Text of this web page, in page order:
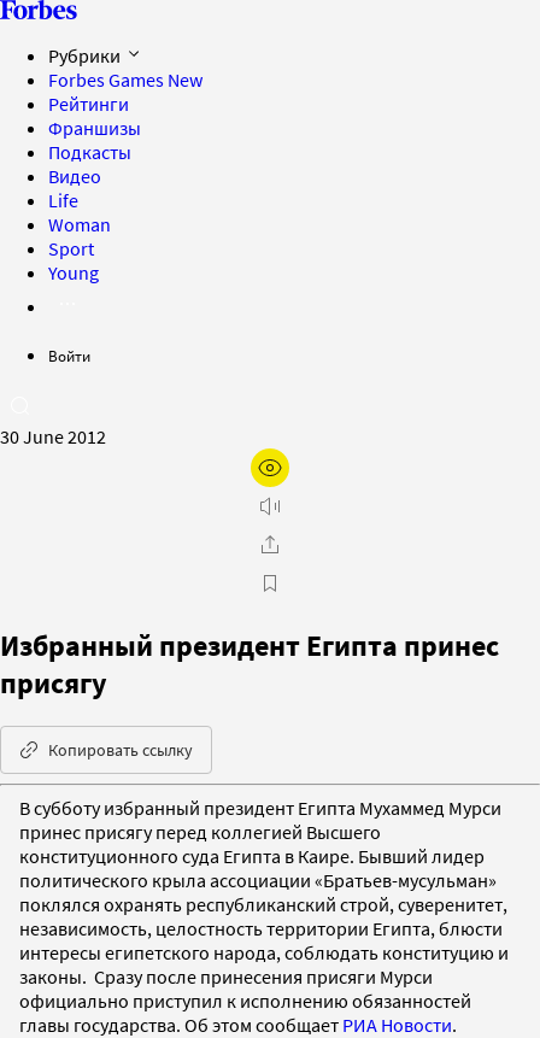
Рубрики
Forbes Games New
Рейтинги
Франшизы
Подкасты
Видео
Life
Woman
Sport
Young
Войти
30 June 2012
Избранный президент Египта принес
присягу
Копировать ссылку
В субботу избранный президент Египта Мухаммед Мурси
принес присягу перед коллегией Высшего
конституционного суда Египта в Каире. Бывший лидер
политического крыла ассоциации «Братьев-мусульман»
поклялся охранять республиканский строй, суверенитет,
независимость, целостность территории Египта, блюсти
интересы египетского народа, соблюдать конституцию и
законы. Сразу после принесения присяги Мурси
официально приступил к исполнению обязанностей
главы государства. Об этом сообщает РИА Новости.